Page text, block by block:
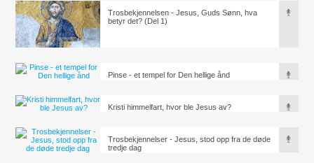
Trosbekjennelsen - Jesus, Guds Sønn, hva
betyr det? (Del 1)
Pinse - et tempel for Den hellige ånd
Kristi himmelfart, hvor ble Jesus av?
Trosbekjennelser - Jesus, stod opp fra de døde
tredje dag